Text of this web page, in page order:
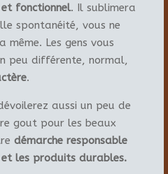
fonctionnel. Il sublimera
spontanéité, vous ne
Les gens vous
peu différente, normal,
.
aussi un peu de
gout pour les beaux
démarche responsable
et les produits durables.